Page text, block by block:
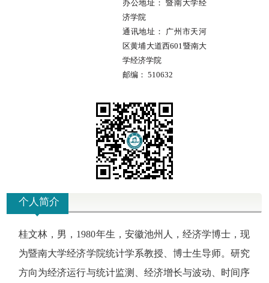
办公地址：暨南大学经
济学院
通讯地址： 广州市天河
区黄埔大道西601暨南大
学经济学院
邮编： 510632
个人简介
桂文林，男，1980年生，安徽池州人，经济学博士，现
为暨南大学经济学院统计学系教授、博士生导师。研究
方向为经济运行与统计监测、经济增长与波动、时间序